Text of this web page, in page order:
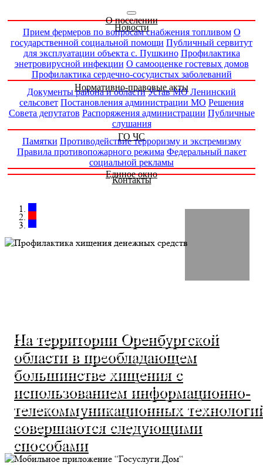
О поселении
Новости
Прием фермеров по вопросам снабжения топливом О
государственной социальной помощи Публичный сервитут
для эксплуатации объекта с. Пушкино Профилактика
энетровирусной инфекции О самооценке гостевых домов
Профилактика сердечно-сосудистых заболеваний
Нормативно-правовые акты
Документы района и области Устав МО Ленинский
сельсовет Постановления администрации МО Решения
Совета депутатов Распоряжения администрации Публичные
слушания
ГО ЧС
Памятки Противодействие терроризму и экстремизму
Правила противопожарного режима Федеральный пакет
социальной рекламы
Единое окно
Контакты
На территории Оренбургской
области в преобладающем
большинстве хищения с
использованием информационно-
телекоммуникационных
совершаются следующими
способами